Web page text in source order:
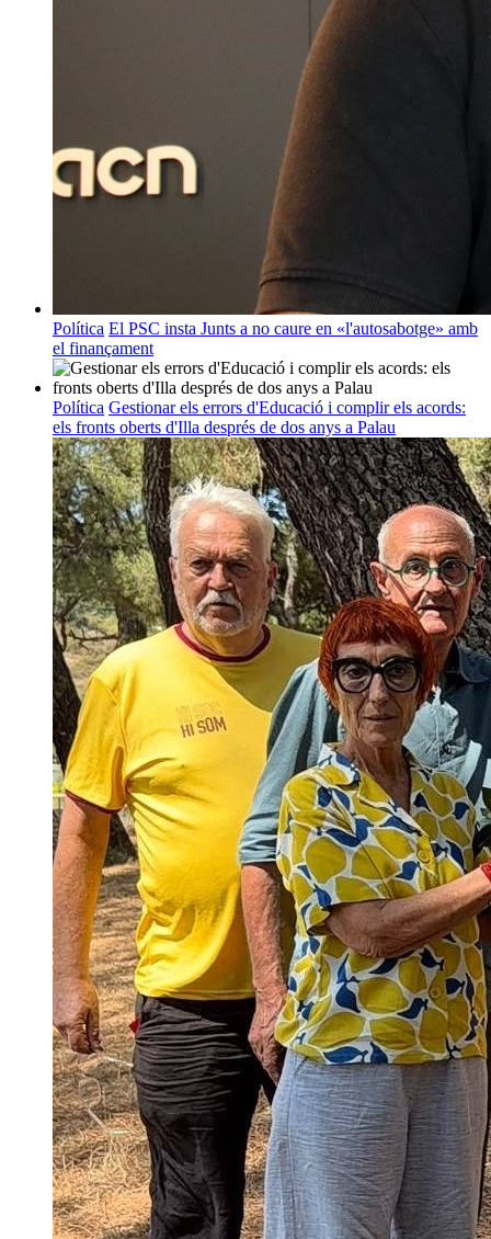
Política El PSC insta Junts a no caure en «l'autosabotge» amb
el finançament
Política Gestionar els errors d'Educació i complir els acords:
els fronts oberts d'Illa després de dos anys a Palau